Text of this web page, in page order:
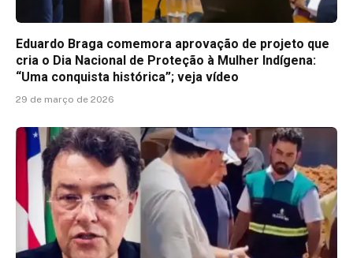
Eduardo Braga comemora aprovação de projeto que
cria o Dia Nacional de Proteção à Mulher Indígena:
“Uma conquista histórica”; veja vídeo
29 de março de 2026